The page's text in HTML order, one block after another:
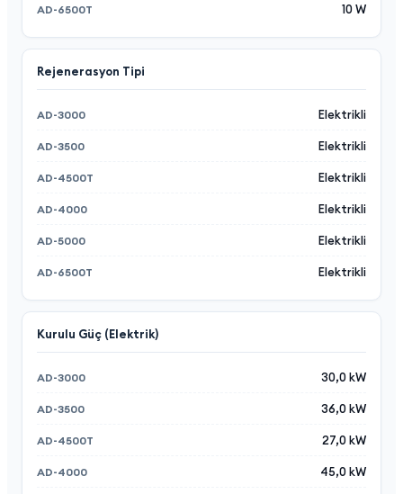
10 W
Rejenerasyon Tipi
Elektrikli
Elektrikli
Elektrikli
Elektrikli
Elektrikli
Elektrikli
Kurulu Güç (Elektrik)
30,0 kW
36,0 kW
27,0 kW
45,0 kW